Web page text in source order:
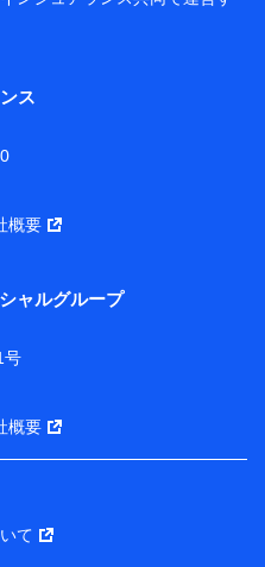
役社長 前田 義晃
10 アーバンネット日
モは、お客さまの情報
動原則を順守します 。
ードの「第三者提供の
、共同利用する場合があ
いお客さま（2019年12
クラブ会員であったこと
る、2019年12月10日以
ちら の利用目的の範囲内
ィナンシャルグループ
ータを共同利用しま
ス
概要
ャルグループ
号
概要
て